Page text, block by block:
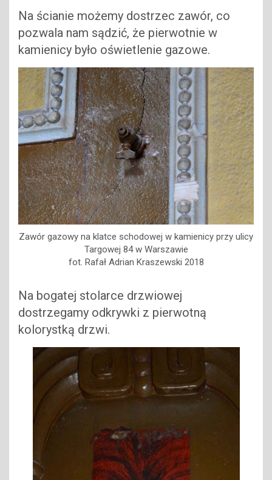
Na ścianie możemy dostrzec zawór, co
pozwala nam sądzić, że pierwotnie w
kamienicy było oświetlenie gazowe.
Zawór gazowy na klatce schodowej w kamienicy przy ulicy
Targowej 84 w Warszawie
fot. Rafał Adrian Kraszewski 2018
Na bogatej stolarce drzwiowej
dostrzegamy odkrywki z pierwotną
kolorystką drzwi.